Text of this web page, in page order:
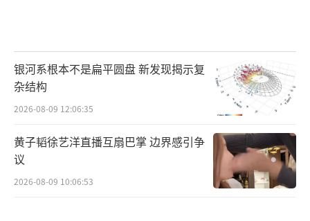
银河系根本不是扁平圆盘 新发现揭示复
杂结构
2026-08-09 12:06:35
黄子韬徐艺洋直播互扇巴掌 边界感引争
议
2026-08-09 10:06:53